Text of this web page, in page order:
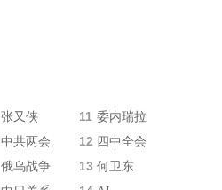
张又侠 11 委内瑞拉
中共两会 12 四中全会
俄乌战争 13 何卫东